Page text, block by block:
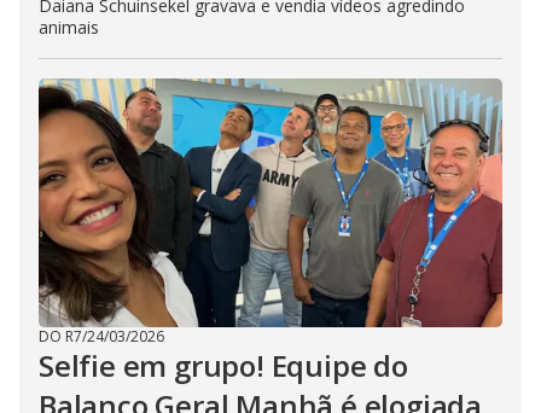
Daiana Schuinsekel gravava e vendia vídeos agredindo
animais
DO R7/24/03/2026
Selfie em grupo! Equipe do